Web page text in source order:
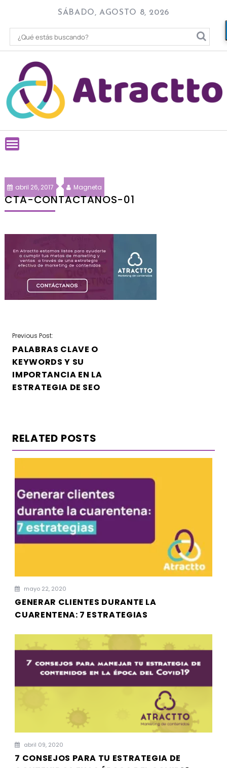
content
SÁBADO, AGOSTO 8, 2026
abril 26, 2017 Magneta
CTA-CONTACTANOS-01
NAVEGACIÓN
DE
ENTRADAS
Previous Post:
PALABRAS CLAVE O
KEYWORDS Y SU
IMPORTANCIA EN LA
ESTRATEGIA DE SEO
RELATED POSTS
mayo 22, 2020
GENERAR CLIENTES DURANTE LA
CUARENTENA: 7 ESTRATEGIAS
abril 09, 2020
7 CONSEJOS PARA TU ESTRATEGIA DE